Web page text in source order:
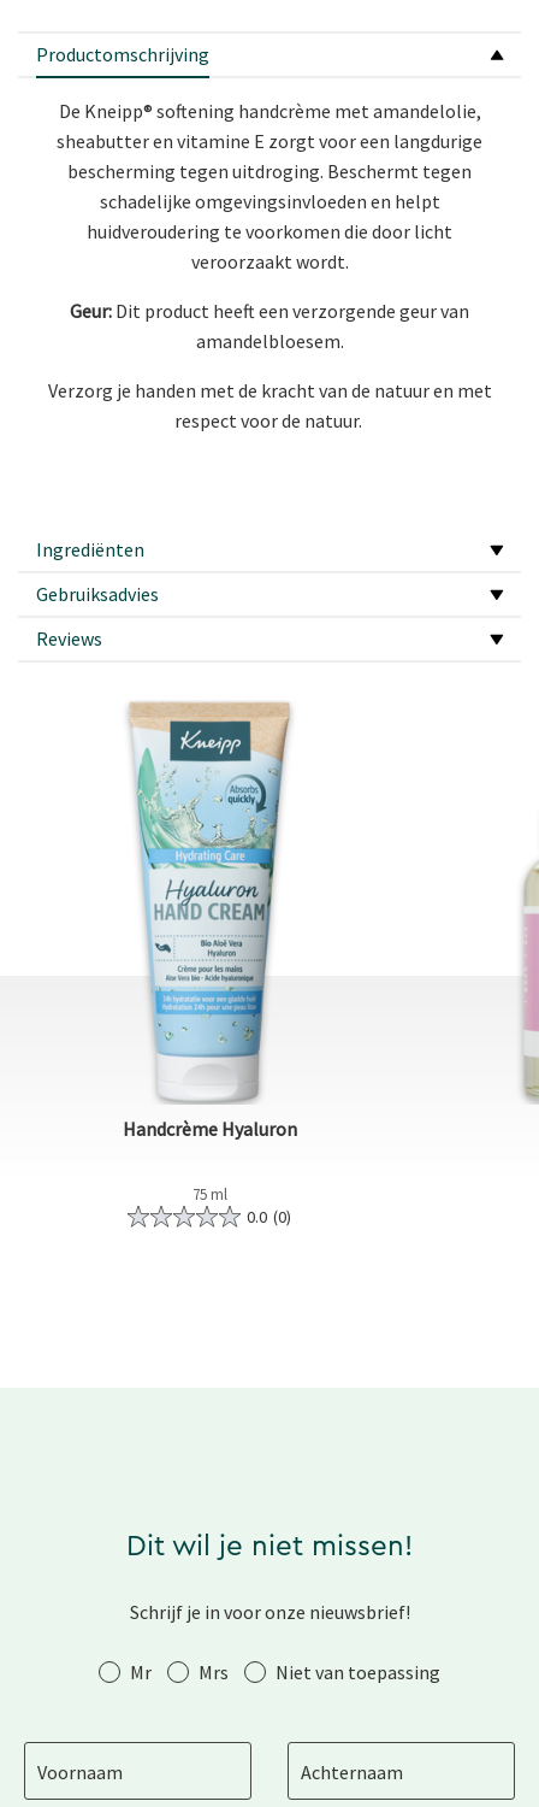
Productomschrijving
De Kneipp® softening handcrème met amandelolie,
sheabutter en vitamine E zorgt voor een langdurige
bescherming tegen uitdroging. Beschermt tegen
schadelijke omgevingsinvloeden en helpt
huidveroudering te voorkomen die door licht
veroorzaakt wordt.
Geur: Dit product heeft een verzorgende geur van
amandelbloesem.
Verzorg je handen met de kracht van de natuur en met
respect voor de natuur.
Ingrediënten
Gebruiksadvies
Reviews
Handcrème Hyaluron
75 ml
0.0 (0)
Dit wil je niet missen!
Schrijf je in voor onze nieuwsbrief!
Aanhef Mr Mrs Niet van toepassing
Voornaam Achternaam